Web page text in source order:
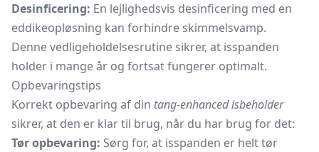
Desinficering: En lejlighedsvis desinficering med en
eddikeopløsning kan forhindre skimmelsvamp.
Denne vedligeholdelsesrutine sikrer, at isspanden
holder i mange år og fortsat fungerer optimalt.
Opbevaringstips
Korrekt opbevaring af din tang-enhanced isbeholder
sikrer, at den er klar til brug, når du har brug for det:
Tør opbevaring: Sørg for, at isspanden er helt tør